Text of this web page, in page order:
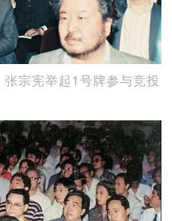
宗宪举起1号牌参与竞投